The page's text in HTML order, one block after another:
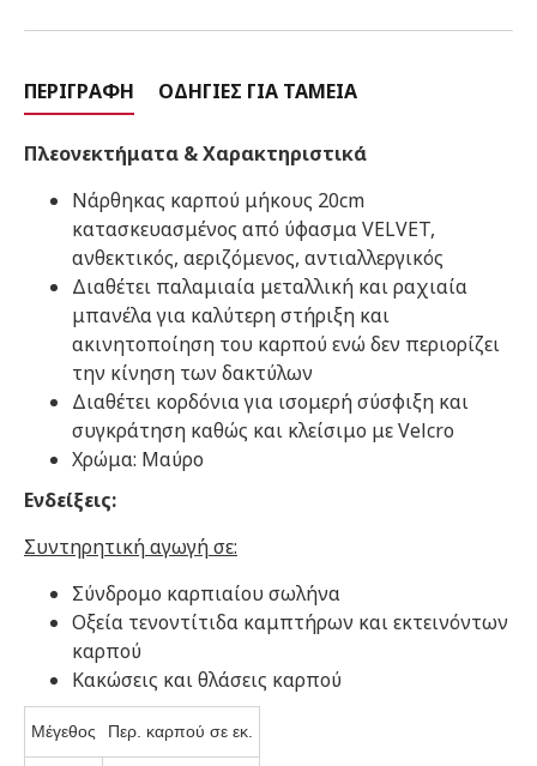
ΠΕΡΙΓΡΑΦΉ ΟΔΗΓΊΕΣ ΓΙΑ ΤΑΜΕΊΑ
Πλεονεκτήματα & Χαρακτηριστικά
Νάρθηκας καρπού μήκους 20cm
κατασκευασμένος από ύφασμα VELVET,
ανθεκτικός, αεριζόμενος, αντιαλλεργικός
Διαθέτει παλαμιαία μεταλλική και ραχιαία
μπανέλα για καλύτερη στήριξη και
ακινητοποίηση του καρπού ενώ δεν περιορίζει
την κίνηση των δακτύλων
Διαθέτει κορδόνια για ισομερή σύσφιξη και
συγκράτηση καθώς και κλείσιμο με Velcro
Χρώμα: Μαύρο
Ενδείξεις:
Συντηρητική αγωγή σε:
Σύνδρομο καρπιαίου σωλήνα
Οξεία τενοντίτιδα καμπτήρων και εκτεινόντων
καρπού
Κακώσεις και θλάσεις καρπού
Μέγεθος Περ. καρπού σε εκ.